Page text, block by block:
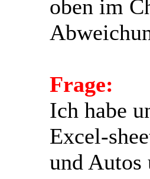
oben im
Frage:
Ich habe
Excel-
und Autos